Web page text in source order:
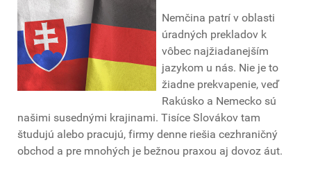
Nemčina patrí v oblasti
úradných prekladov k
vôbec najžiadanejším
jazykom u nás. Nie je to
žiadne prekvapenie, veď
Rakúsko a Nemecko sú
našimi susednými krajinami. Tisíce Slovákov tam
študujú alebo pracujú, firmy denne riešia cezhraničný
obchod a pre mnohých je bežnou praxou aj dovoz áut.